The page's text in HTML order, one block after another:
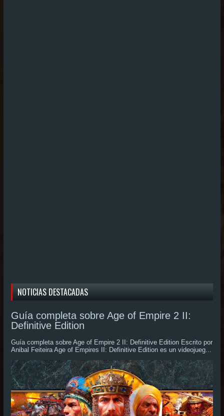
NOTICIAS DESTACADAS
Guía completa sobre Age of Empire 2 II:
Definitive Edition
Guía completa sobre Age of Empire 2 II: Definitive Edition Escrito por
Anibal Feiteira Age of Empires II: Definitive Edition es un videojueg...